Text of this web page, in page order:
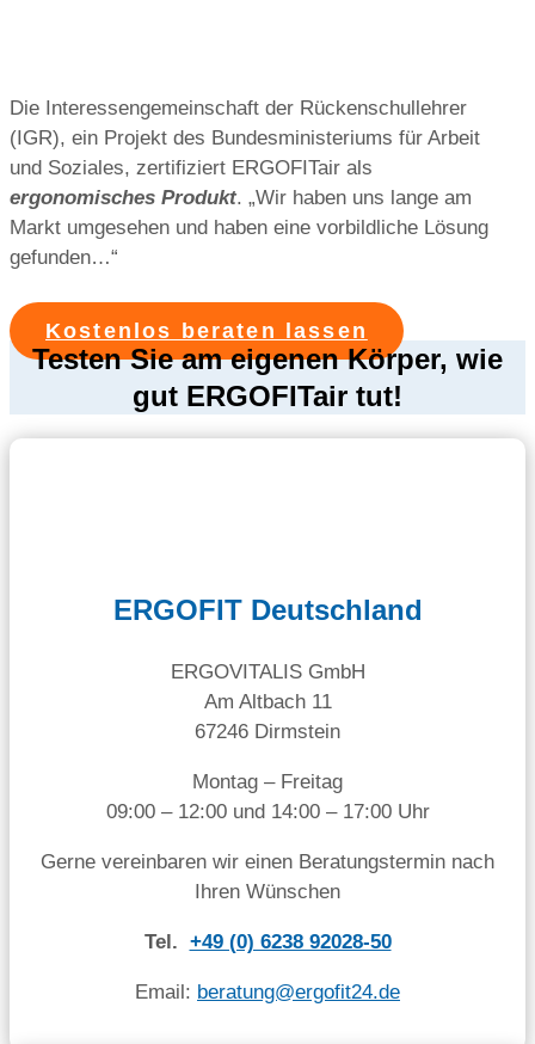
Die Interessengemeinschaft der Rückenschullehrer
(IGR), ein Projekt des Bundesministeriums für Arbeit
und Soziales, zertifiziert ERGOFITair als
ergonomisches Produkt. „Wir haben uns lange am
Markt umgesehen und haben eine vorbildliche Lösung
gefunden…“
Kostenlos beraten lassen
Testen Sie am eigenen Körper, wie
gut ERGOFITair tut!
ERGOFIT Deutschland
ERGOVITALIS GmbH
Am Altbach 11
67246 Dirmstein
Montag – Freitag
09:00 – 12:00 und 14:00 – 17:00 Uhr
Gerne vereinbaren wir einen Beratungstermin nach
Ihren Wünschen
Tel. +49 (0) 6238 92028-50
Email: beratung@ergofit24.de